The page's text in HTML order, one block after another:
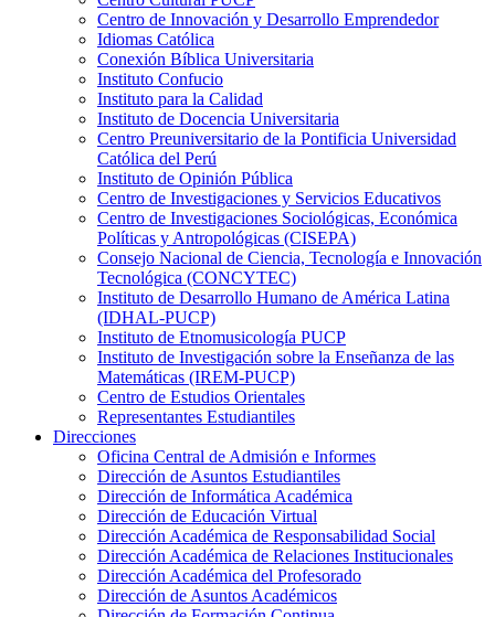
Centro de Innovación y Desarrollo Emprendedor
Idiomas Católica
Conexión Bíblica Universitaria
Instituto Confucio
Instituto para la Calidad
Instituto de Docencia Universitaria
Centro Preuniversitario de la Pontificia Universidad
Católica del Perú
Instituto de Opinión Pública
Centro de Investigaciones y Servicios Educativos
Centro de Investigaciones Sociológicas, Económica
Políticas y Antropológicas (CISEPA)
Consejo Nacional de Ciencia, Tecnología e Innovación
Tecnológica (CONCYTEC)
Instituto de Desarrollo Humano de América Latina
(IDHAL-PUCP)
Instituto de Etnomusicología PUCP
Instituto de Investigación sobre la Enseñanza de las
Matemáticas (IREM-PUCP)
Centro de Estudios Orientales
Representantes Estudiantiles
Direcciones
Oficina Central de Admisión e Informes
Dirección de Asuntos Estudiantiles
Dirección de Informática Académica
Dirección de Educación Virtual
Dirección Académica de Responsabilidad Social
Dirección Académica de Relaciones Institucionales
Dirección Académica del Profesorado
Dirección de Asuntos Académicos